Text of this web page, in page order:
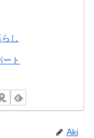
し
ト
Aki